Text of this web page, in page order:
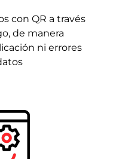
con QR a través
de manera
ni errores